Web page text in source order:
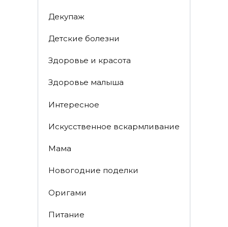
Декупаж
Детские болезни
Здоровье и красота
Здоровье малыша
Интересное
Искусственное вскармливание
Мама
Новогодние поделки
Оригами
Питание